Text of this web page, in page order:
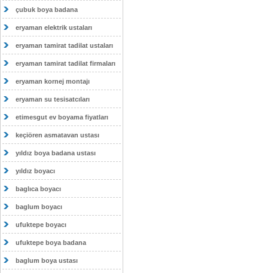
çubuk boya badana
eryaman elektrik ustaları
eryaman tamirat tadilat ustaları
eryaman tamirat tadilat firmaları
eryaman kornej montajı
eryaman su tesisatcıları
etimesgut ev boyama fiyatları
keçiören asmatavan ustası
yıldız boya badana ustası
yıldız boyacı
baglıca boyacı
baglum boyacı
ufuktepe boyacı
ufuktepe boya badana
baglum boya ustası